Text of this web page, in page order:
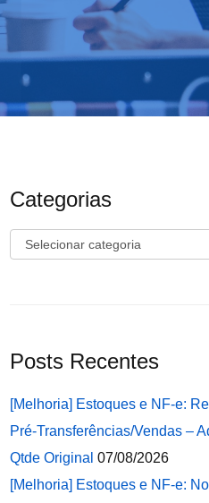
Categorias
Categorias
Posts Recentes
[Melhoria] Estoques e NF-e:
Pré-Transferências/Vendas –
Qtde Original 07/08/2026
[Melhoria] Estoques e NF-e: